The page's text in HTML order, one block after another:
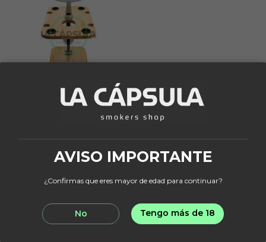
42,46 €
Añadir al
AVISO IMPORTANTE
¿Confirmas que eres mayor de edad para continuar?
No Tengo más de 18